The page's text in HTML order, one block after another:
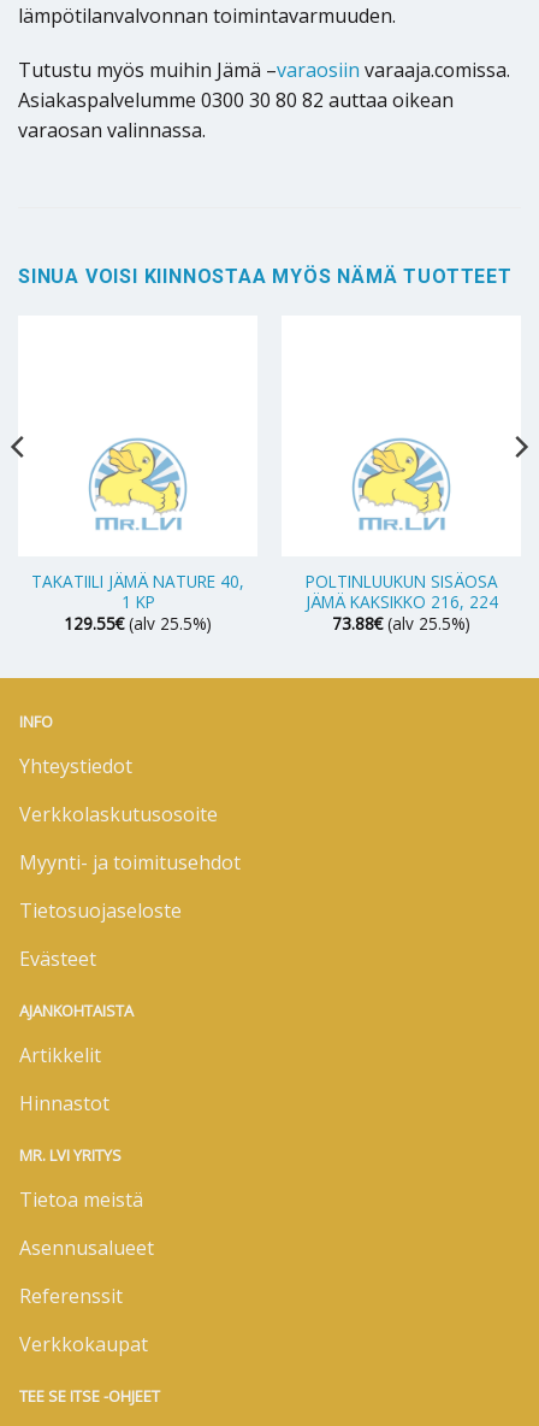
lämpötilanvalvonnan toimintavarmuuden.
Tutustu myös muihin Jämä –varaosiin varaaja.comissa.
Asiakaspalvelumme 0300 30 80 82 auttaa oikean
varaosan valinnassa.
SINUA VOISI KIINNOSTAA MYÖS NÄMÄ TUOTTEET
TAKATIILI JÄMÄ NATURE 40,
1 KP
129.55€ (alv 25.5%)
POLTINLUUKUN SISÄOSA
JÄMÄ KAKSIKKO 216, 224
73.88€ (alv 25.5%)
INFO
Yhteystiedot
Verkkolaskutusosoite
Myynti- ja toimitusehdot
Tietosuojaseloste
Evästeet
AJANKOHTAISTA
Artikkelit
Hinnastot
MR. LVI YRITYS
Tietoa meistä
Asennusalueet
Referenssit
Verkkokaupat
TEE SE ITSE -OHJEET